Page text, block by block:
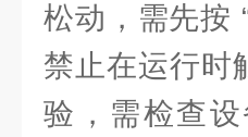
松动，需先按
禁止在运行时
验，需检查